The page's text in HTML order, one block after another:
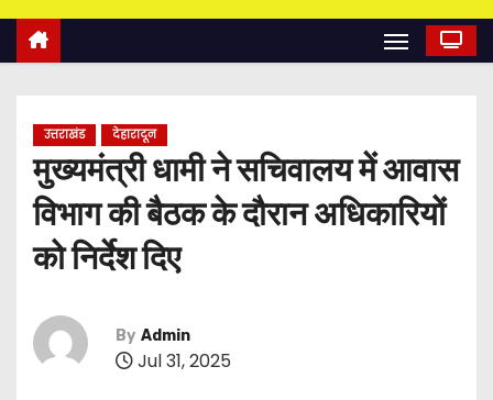
o
उत्तराखंड देहारादून
मुख्यमंत्री धामी ने सचिवालय में आवास
विभाग की बैठक के दौरान अधिकारियों
को निर्देश दिए
By Admin
Jul 31, 2025